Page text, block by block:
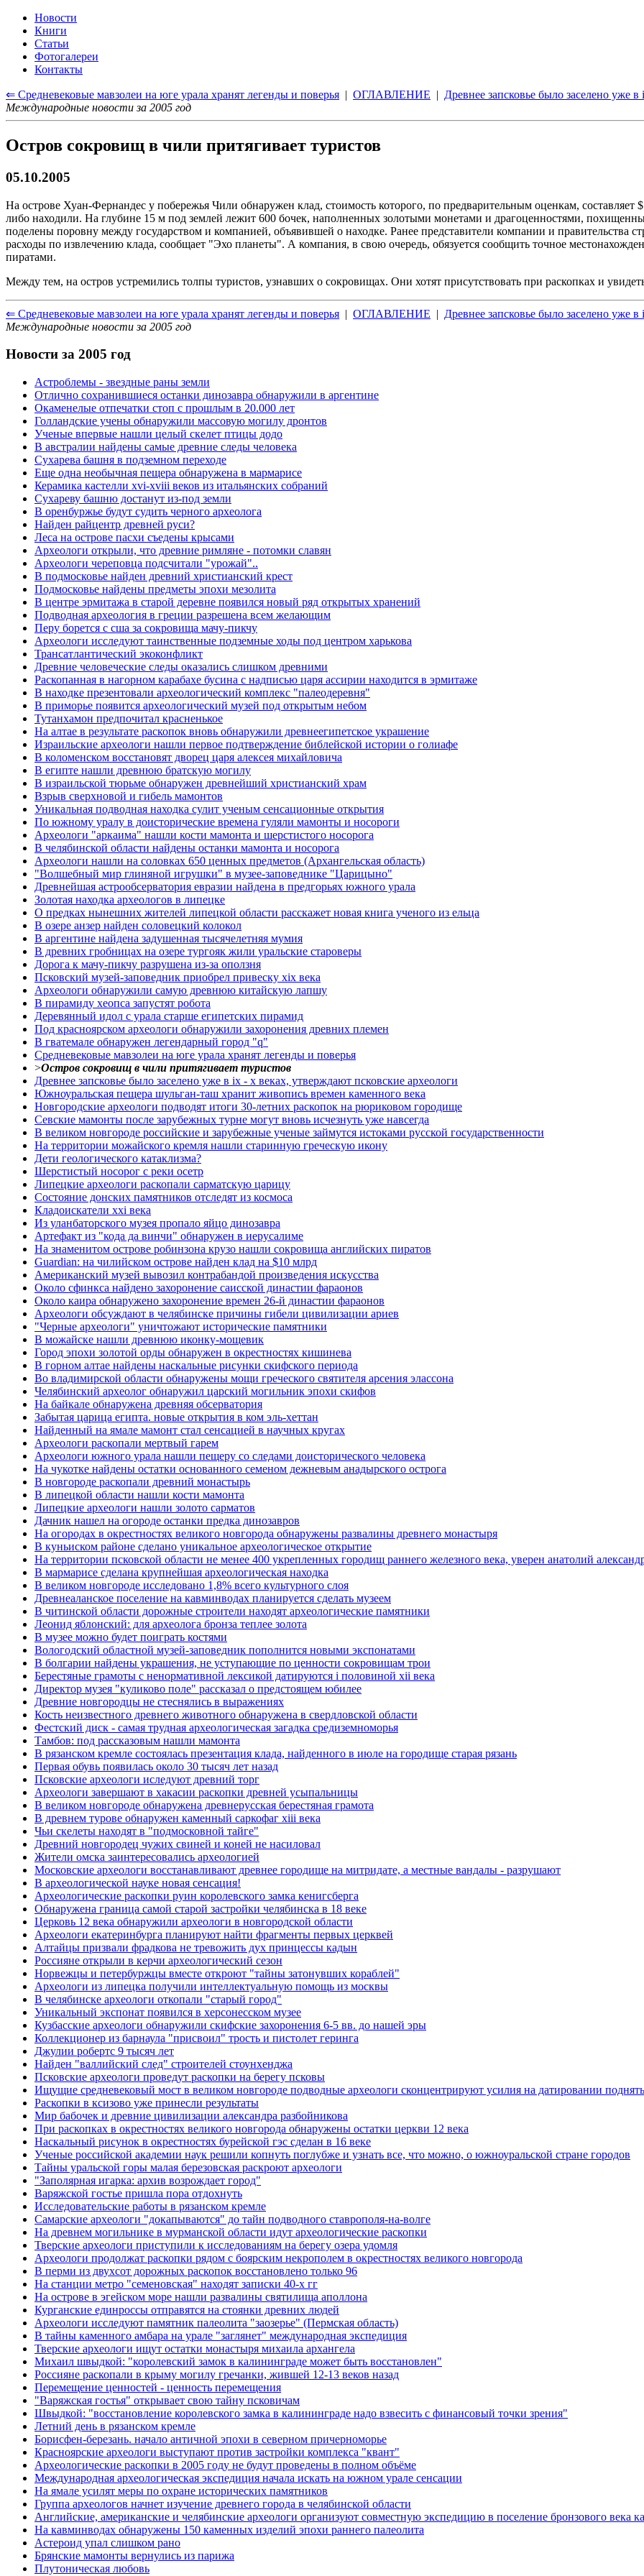
Новости
Книги
Статьи
Фотогалереи
Контакты
⇐ Средневековые мавзолеи на юге урала хранят легенды и поверья | ОГЛАВЛЕНИЕ | Древнее запсковье было заселено уже
Международные новости за 2005 год
Остров сокровищ в чили притягивает туристов
05.10.2005
На острове Хуан-Фернандес у побережья Чили обнаружен клад, стоимость которого, по предварительным оценкам,
либо находили. На глубине 15 м под землей лежит 600 бочек, наполненных золотыми монетами и драгоценностями,
поделены поровну между государством и компанией, объявившей о находке. Ранее представители компании и правительства
расходы по извлечению клада, сообщает "Эхо планеты". А компания, в свою очередь, обязуется сообщить точное
пиратами.
Между тем, на остров устремились толпы туристов, узнавших о сокровищах. Они хотят присутствовать при раскопках и
⇐ Средневековые мавзолеи на юге урала хранят легенды и поверья | ОГЛАВЛЕНИЕ | Древнее запсковье было заселено уже
Международные новости за 2005 год
Новости за 2005 год
Астроблемы - звездные раны земли
Отлично сохранившиеся останки динозавра обнаружили в аргентине
Окаменелые отпечатки стоп с прошлым в 20.000 лет
Голландские учены обнаружили массовую могилу дронтов
Ученые впервые нашли целый скелет птицы додо
В австралии найдены самые древние следы человека
Сухарева башня в подземном переходе
Еще одна необычная пещера обнаружена в мармарисе
Керамика кастелли xvi-xviii веков из итальянских собраний
Сухареву башню достанут из-под земли
В оренбуржье будут судить черного археолога
Найден райцентр древней руси?
Леса на острове пасхи съедены крысами
Археологи открыли, что древние римляне - потомки славян
Археологи череповца подсчитали "урожай"..
В подмосковье найден древний христианский крест
Подмосковье найдены предметы эпохи мезолита
В центре эрмитажа в старой деревне появился новый ряд открытых хранений
Подводная археология в греции разрешена всем желающим
Перу борется с сша за сокровища мачу-пикчу
Археологи исследуют таинственные подземные ходы под центром харькова
Трансатлантический экоконфликт
Древние человеческие следы оказались слишком древними
Раскопанная в нагорном карабахе бусина с надписью царя ассирии находится в эрмитаже
В находке презентовали археологический комплекс "палеодеревня"
В приморье появится археологический музей под открытым небом
Тутанхамон предпочитал красненькое
На алтае в результате раскопок вновь обнаружили древнеегипетское украшение
Израильские археологи нашли первое подтверждение библейской истории о голиафе
В коломенском восстановят дворец царя алексея михайловича
В египте нашли древнюю братскую могилу
В израильской тюрьме обнаружен древнейший христианский храм
Взрыв сверхновой и гибель мамонтов
Уникальная подводная находка сулит ученым сенсационные открытия
По южному уралу в доисторические времена гуляли мамонты и носороги
Археологи "аркаима" нашли кости мамонта и шерстистого носорога
В челябинской области найдены останки мамонта и носорога
Археологи нашли на соловках 650 ценных предметов (Архангельская область)
"Волшебный мир глиняной игрушки" в музее-заповеднике "Царицыно"
Древнейшая астрообсерватория евразии найдена в предгорьях южного урала
Золотая находка археологов в липецке
О предках нынешних жителей липецкой области расскажет новая книга ученого из ельца
В озере анзер найден соловецкий колокол
В аргентине найдена задушенная тысячелетняя мумия
В древних гробницах на озере тургояк жили уральские староверы
Дорога к мачу-пикчу разрушена из-за оползня
Псковский музей-заповедник приобрел привеску xix века
Археологи обнаружили самую древнюю китайскую лапшу
В пирамиду хеопса запустят робота
Деревянный идол с урала старше египетских пирамид
Под красноярском археологи обнаружили захоронения древних племен
В гватемале обнаружен легендарный город "q"
Средневековые мавзолеи на юге урала хранят легенды и поверья
>Остров сокровищ в чили притягивает туристов
Древнее запсковье было заселено уже в ix - x веках, утверждают псковские археологи
Южноуральская пещера шульган-таш хранит живопись времен каменного века
Новгородские археологи подводят итоги 30-летних раскопок на рюриковом городище
Севские мамонты после зарубежных турне могут вновь исчезнуть уже навсегда
В великом новгороде российские и зарубежные ученые займутся истоками русской государственности
На территории можайского кремля нашли старинную греческую икону
Дети геологического катаклизма?
Шерстистый носорог с реки осетр
Липецкие археологи раскопали сарматскую царицу
Состояние донских памятников отследят из космоса
Кладоискатели xxi века
Из уланбаторского музея пропало яйцо динозавра
Артефакт из "кода да винчи" обнаружен в иерусалиме
На знаменитом острове робинзона крузо нашли сокровища английских пиратов
Guardian: на чилийском острове найден клад на $10 млрд
Американский музей вывозил контрабандой произведения искусства
Около сфинкса найдено захоронение саисской династии фараонов
Около каира обнаружено захоронение времен 26-й династии фараонов
Археологи обсуждают в челябинске причины гибели цивилизации ариев
"Черные археологи" уничтожают исторические памятники
В можайске нашли древнюю иконку-мощевик
Город эпохи золотой орды обнаружен в окрестностях кишинева
В горном алтае найдены наскальные рисунки скифского периода
Во владимирской области обнаружены мощи греческого святителя арсения элассона
Челябинский археолог обнаружил царский могильник эпохи скифов
На байкале обнаружена древняя обсерватория
Забытая царица египта. новые открытия в ком эль-хеттан
Найденный на ямале мамонт стал сенсацией в научных кругах
Археологи раскопали мертвый гарем
Археологи южного урала нашли пещеру со следами доисторического человека
На чукотке найдены остатки основанного семеном дежневым анадырского острога
В новгороде раскопали древний монастырь
В липецкой области нашли кости мамонта
Липецкие археологи нашли золото сарматов
Дачник нашел на огороде останки предка динозавров
На огородах в окрестностях великого новгорода обнаружены развалины древнего монастыря
В куньиском районе сделано уникальное археологическое открытие
На территории псковской области не менее 400 укрепленных городищ раннего железного века, уверен анатолий
В мармарисе сделана крупнейшая археологическая находка
В великом новгороде исследовано 1,8% всего культурного слоя
Древнеаланское поселение на кавминводах планируется сделать музеем
В читинской области дорожные строители находят археологические памятники
Леонид яблонский: для археолога бронза теплее золота
В музее можно будет поиграть костями
Вологодский областной музей-заповедник пополнится новыми экспонатами
В болгарии найдены украшения, не уступающие по ценности сокровищам трои
Берестяные грамоты с ненормативной лексикой датируются i половиной xii века
Директор музея "куликово поле" рассказал о предстоящем юбилее
Древние новгородцы не стеснялись в выражениях
Кость неизвестного древнего животного обнаружена в свердловской области
Фестский диск - самая трудная археологическая загадка средиземноморья
Тамбов: под рассказовым нашли мамонта
В рязанском кремле состоялась презентация клада, найденного в июле на городище старая рязань
Первая обувь появилась около 30 тысяч лет назад
Псковские археологи иследуют древний торг
Археологи завершают в хакасии раскопки древней усыпальницы
В великом новгороде обнаружена древнерусская берестяная грамота
В древнем турове обнаружен каменный саркофаг xiii века
Чьи скелеты находят в "подмосковной тайге"
Древний новгородец чужих свиней и коней не насиловал
Жители омска заинтересовались археологией
Московские археологи восстанавливают древнее городище на митридате, а местные вандалы - разрушают
В археологической науке новая сенсация!
Археологические раскопки руин королевского замка кенигсберга
Обнаружена граница самой старой застройки челябинска в 18 веке
Церковь 12 века обнаружили археологи в новгородской области
Археологи екатеринбурга планируют найти фрагменты первых церквей
Алтайцы призвали фрадкова не тревожить дух принцессы кадын
Россияне открыли в керчи археологический сезон
Норвежцы и петербуржцы вместе откроют "тайны затонувших кораблей"
Археологи из липецка получили интеллектуальную помощь из москвы
В челябинске археологи откопали "старый город"
Уникальный экспонат появился в херсонесском музее
Кузбасские археологи обнаружили скифские захоронения 6-5 вв. до нашей эры
Коллекционер из барнаула "присвоил" трость и пистолет геринга
Джулии робертс 9 тысяч лет
Найден "валлийский след" строителей стоунхенджа
Псковские археологи проведут раскопки на берегу псковы
Ищущие средневековый мост в великом новгороде подводные археологи сконцентрируют усилия на датировании
Раскопки в ксизово уже принесли результаты
Мир бабочек и древние цивилизации александра разбойникова
При раскопках в окрестностях великого новгорода обнаружены остатки церкви 12 века
Наскальный рисунок в окрестностях бурейской гэс сделан в 16 веке
Ученые российской академии наук решили копнуть поглубже и узнать все, что можно, о южноуральской стране городов
Тайны уральской горы малая березовская раскроют археологи
"Заполярная игарка: архив возрождает город"
Варяжской гостье пришла пора отдохнуть
Исследовательские работы в рязанском кремле
Самарские археологи "докапываются" до тайн подводного ставрополя-на-волге
На древнем могильнике в мурманской области идут археологические раскопки
Тверские археологи приступили к исследованиям на берегу озера удомля
Археологи продолжат раскопки рядом с боярским некрополем в окрестностях великого новгорода
В перми из двухсот дорожных раскопок восстановлено только 96
На станции метро "семеновская" находят записки 40-х гг
На острове в эгейском море нашли развалины святилища аполлона
Курганские единроссы отправятся на стоянки древних людей
Археологи исследуют памятник палеолита "заозерье" (Пермская область)
В тайны каменного амбара на урале "заглянет" международная экспедиция
Тверские археологи ищут остатки монастыря михаила архангела
Михаил швыдкой: "королевский замок в калининграде может быть восстановлен"
Россияне раскопали в крыму могилу гречанки, жившей 12-13 веков назад
Перемещение ценностей - ценность перемещения
"Варяжская гостья" открывает свою тайну псковичам
Швыдкой: "восстановление королевского замка в калининграде надо взвесить с финансовый точки зрения"
Летний день в рязанском кремле
Борисфен-березань. начало античной эпохи в северном причерноморье
Красноярские археологи выступают против застройки комплекса "квант"
Археологические раскопки в 2005 году не будут проведены в полном объёме
Международная археологическая экспедиция начала искать на южном урале сенсации
На ямале усилят меры по охране исторических памятников
Группа археологов начнет изучение древнего города в челябинской области
Английские, американские и челябинские археологи организуют совместную экспедицию в поселение бронзового века
На кавминводах обнаружены 150 каменных изделий эпохи раннего палеолита
Астероид упал слишком рано
Брянские мамонты вернулись из парижа
Плутоническая любовь